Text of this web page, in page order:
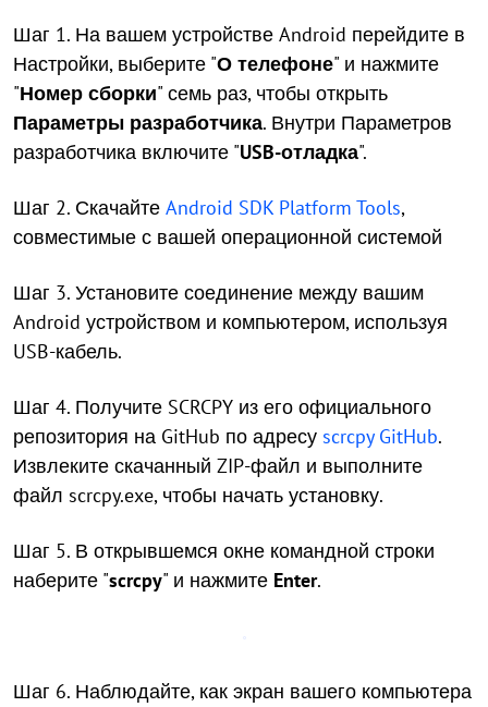
Шаг 1. На вашем устройстве Android перейдите в
Настройки, выберите "О телефоне" и нажмите
"Номер сборки" семь раз, чтобы открыть
Параметры разработчика. Внутри Параметров
разработчика включите "USB-отладка".
Шаг 2. Скачайте Android SDK Platform Tools,
совместимые с вашей операционной системой
Шаг 3. Установите соединение между вашим
Android устройством и компьютером, используя
USB-кабель.
Шаг 4. Получите SCRCPY из его официального
репозитория на GitHub по адресу scrcpy GitHub.
Извлеките скачанный ZIP-файл и выполните
файл scrcpy.exe, чтобы начать установку.
Шаг 5. В открывшемся окне командной строки
наберите "scrcpy" и нажмите Enter.
Шаг 6. Наблюдайте, как экран вашего компьютера